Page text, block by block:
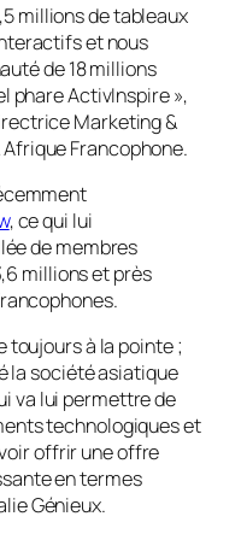
millions de tableaux
et nous
de 18 millions
phare ActivInspire»,
Marketing &
Francophone.
, ce qui lui
de membres
millions et près
toujours à la pointe ;
la société asiatique
va lui permettre de
technologiques et
offrir une offre
en termes
Génieux.